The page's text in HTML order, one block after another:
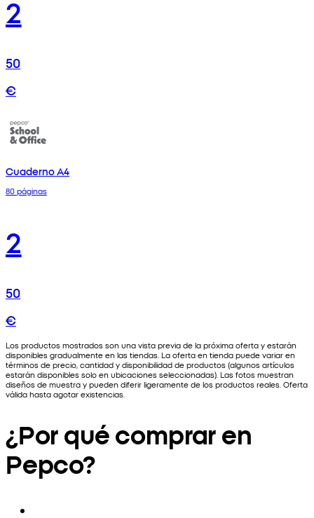
2
50
€
Cuaderno A4
80 páginas
2
50
€
Los productos mostrados son una vista previa de la próxima oferta y estarán
disponibles gradualmente en las tiendas. La oferta en tienda puede variar en
términos de precio, cantidad y disponibilidad de productos (algunos artículos
estarán disponibles solo en ubicaciones seleccionadas). Las fotos muestran
diseños de muestra y pueden diferir ligeramente de los productos reales. Oferta
válida hasta agotar existencias.
¿Por qué comprar en
Pepco?